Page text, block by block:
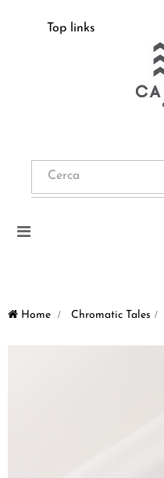
Top links
Navigazione
Home > Chromatic Tales >